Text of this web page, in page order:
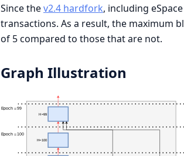
Since thev2.4 hardfork, including
transactions. As a result, the maximum
of 5 compared to those that are not.
Graph Illustration